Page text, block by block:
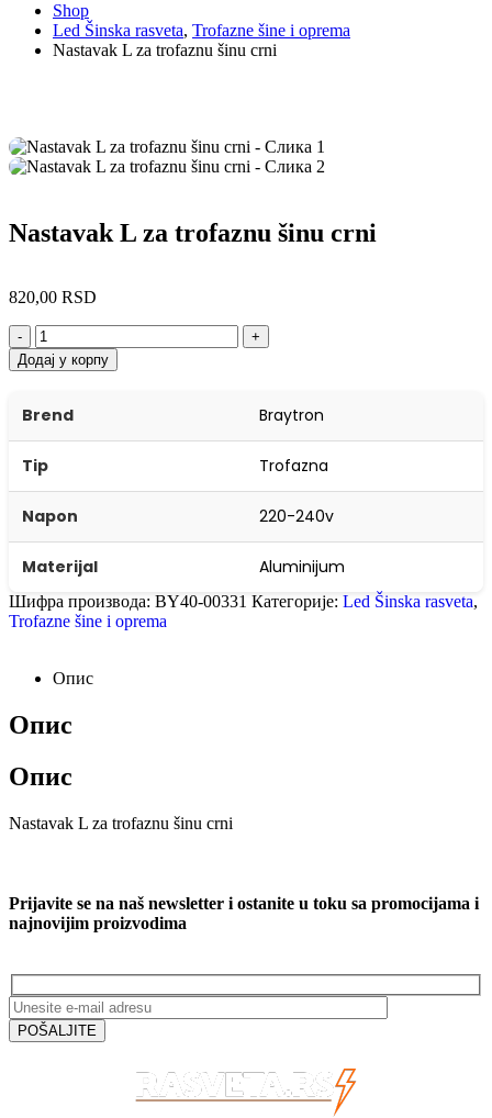
Shop
Led Šinska rasveta, Trofazne šine i oprema
Nastavak L za trofaznu šinu crni
Nastavak L za trofaznu šinu crni
820,00 RSD
-
+
Додај у корпу
Brend Braytron
Tip Trofazna
Napon 220-240v
Materijal Aluminijum
Шифра производа: BY40-00331 Категорије: Led Šinska rasveta,
Trofazne šine i oprema
Опис
Опис
Опис
Nastavak L za trofaznu šinu crni
Prijavite se na naš newsletter i ostanite u toku sa promocijama i
najnovijim proizvodima